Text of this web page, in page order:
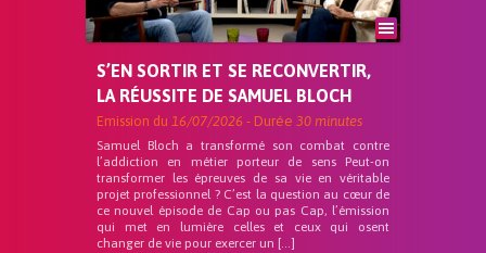
S’EN SORTIR ET SE RECONVERTIR,
LA RÉUSSITE DE SAMUEL BLOCH
Emission du 16/07/2026 - Durée 30 minutes
Samuel Bloch a transformé son combat contre
l’addiction en métier porteur de sens Peut-on
transformer les épreuves de sa vie en véritable
projet professionnel ? C’est la question au cœur de
ce nouvel épisode de Cap ou pas Cap, l’émission
qui met en lumière celles et ceux qui osent
changer de vie pour exercer un […]